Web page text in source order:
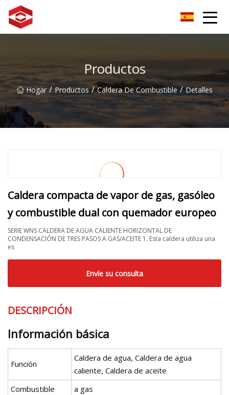
Productos
Hogar / Productos / Caldera De Combustible / Detalles
Caldera compacta de vapor de gas, gasóleo
y combustible dual con quemador europeo
SERIE WNS CALDERA DE AGUA CALIENTE HORIZONTAL DE
CONDENSACIÓN DE TRES PASOS A GAS/ACEITE 1. Esta caldera utiliza una
es
Envíe su consulta
DESCRIPCIÓN
Información básica
Función
Caldera de agua, Caldera de agua
caliente, Caldera de aceite
Combustible
a gas